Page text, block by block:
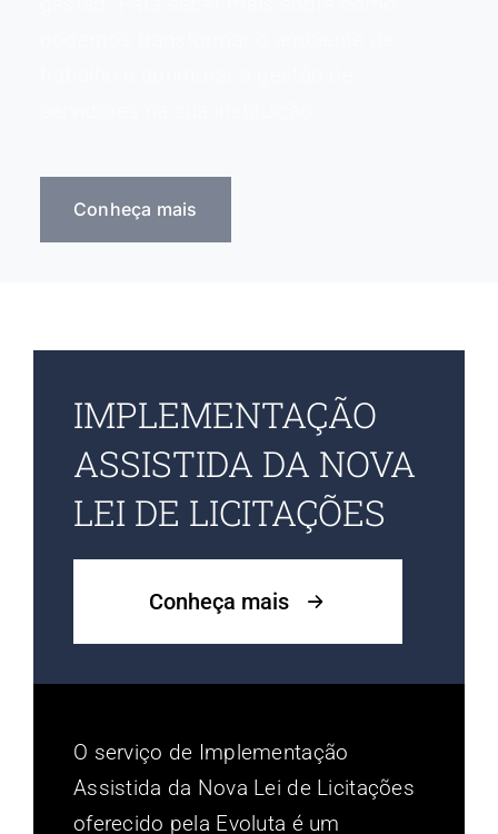
Conheça mais
IMPLEMENTAÇÃO
ASSISTIDA DA NOVA
LEI DE LICITAÇÕES
Conheça mais
O serviço de Implementação
Assistida da Nova Lei de Licitações
oferecido pela Evoluta é um